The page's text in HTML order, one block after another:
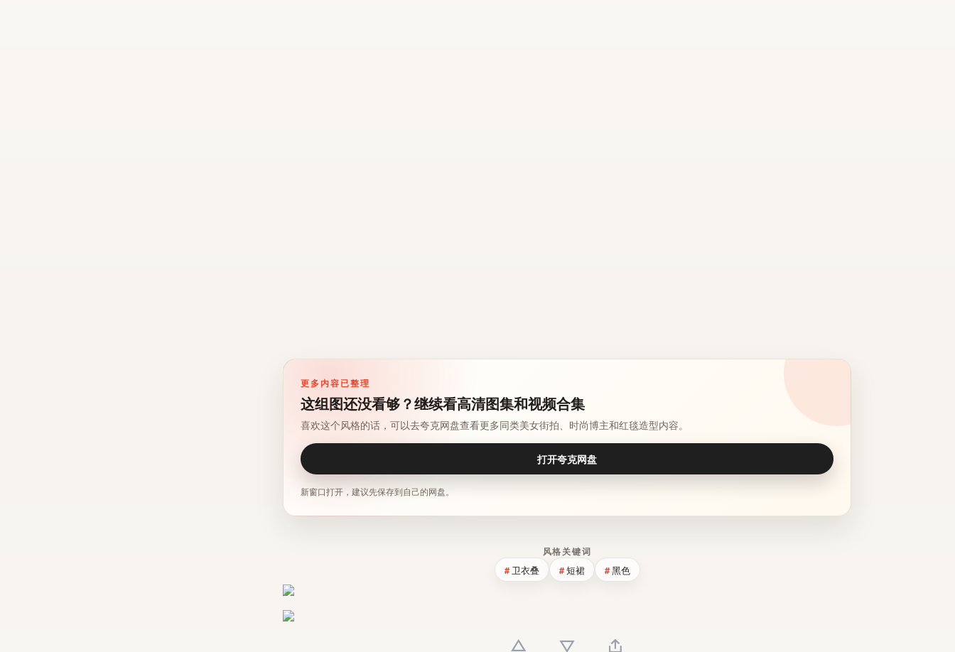
更多内容已整理
这组图还没看够？继续看高清图集和视频合集
喜欢这个风格的话，可以去夸克网盘查看更多同类美女街拍、时尚博主和红毯造型内容。
打开夸克网盘
新窗口打开，建议先保存到自己的网盘。
风格关键词
卫衣叠 短裙 黑色